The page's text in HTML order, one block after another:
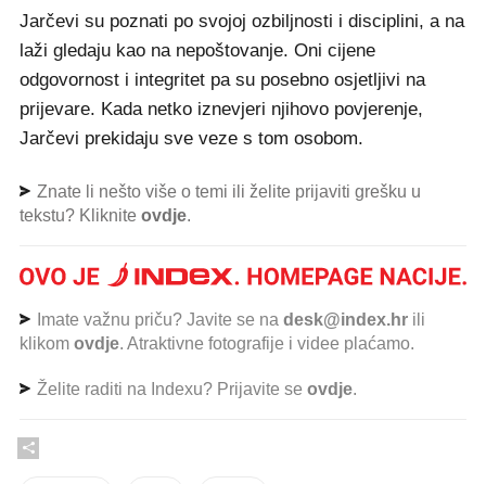
Jarčevi su poznati po svojoj ozbiljnosti i disciplini, a na
laži gledaju kao na nepoštovanje. Oni cijene
odgovornost i integritet pa su posebno osjetljivi na
prijevare. Kada netko iznevjeri njihovo povjerenje,
Jarčevi prekidaju sve veze s tom osobom.
Znate li nešto više o temi ili želite prijaviti grešku u
tekstu? Kliknite ovdje.
Imate važnu priču? Javite se na desk@index.hr ili
klikom ovdje. Atraktivne fotografije i videe plaćamo.
Želite raditi na Indexu? Prijavite se ovdje.